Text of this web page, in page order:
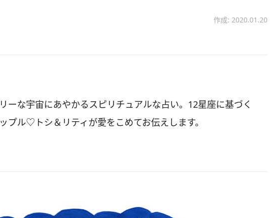
作成: 2020.01.20
ーな宇宙にあやかるスピリチュアルな占い。12星座に基づく
プル♡トシ＆リティが愛をこめてお伝えします。